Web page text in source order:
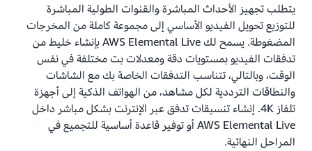
يتطلب تجهيز الأحداث المباشرة والقنوات الطولية المباشرة
للتوزيع تحويل الفيديو الأساسي إلى مجموعة كاملة من المخرجات
المضغوطة. يسمح لك AWS Elemental Live بإنشاء خليط من
تدفقات الفيديو بمستويات دقة ومعدلات بت مختلفة في نفس
الوقت، وبالتالي، تتناسب التدفقات الخاصة بك مع الشاشات
والنطاقات الترددية لكل مشاهد، من الهواتف الذكية إلى أجهزة
تلفاز 4K. إنشاء تنسيقات تدفق عبر الإنترنت بشكل مباشر داخل
AWS Elemental Live أو توفير قاعدة أساسية للتجميع في
المراحل النهائية.